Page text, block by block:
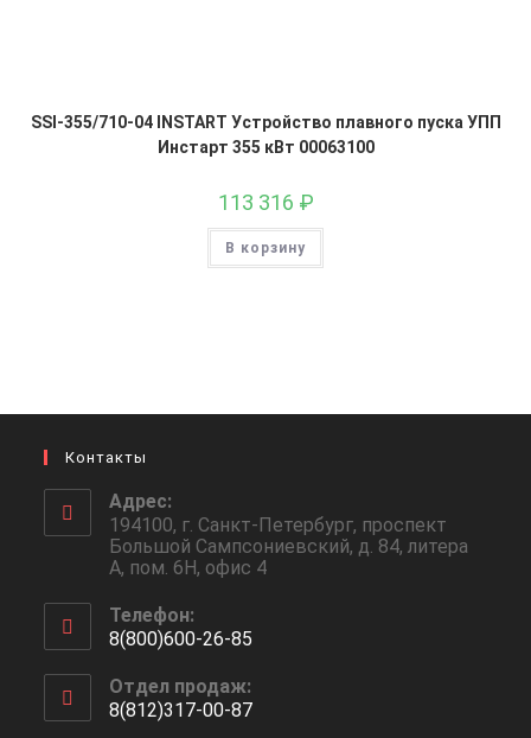
SSI-355/710-04 INSTART Устройство плавного пуска УПП
Инстарт 355 кВт 00063100
113 316 ₽
В корзину
Контакты
Адрес:
194100, г. Санкт-Петербург, проспект
Большой Сампсониевский, д. 84, литера
А, пом. 6Н, офис 4
Телефон:
8(800)600-26-85
в
вашем
Отдел продаж:
8(812)317-00-87